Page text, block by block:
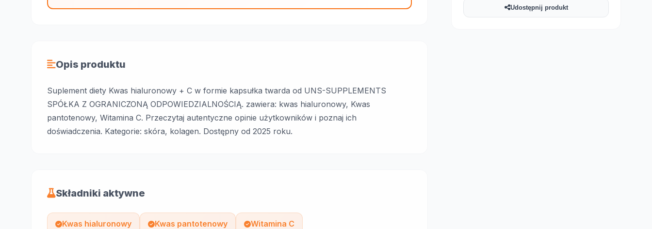
Opis produktu
Suplement diety Kwas hialuronowy + C w formie kapsułka twarda od UNS-SUPPLEMENTS
SPÓŁKA Z OGRANICZONĄ ODPOWIEDZIALNOŚCIĄ. zawiera: kwas hialuronowy, Kwas
pantotenowy, Witamina C. Przeczytaj autentyczne opinie użytkowników i poznaj ich
doświadczenia. Kategorie: skóra, kolagen. Dostępny od 2025 roku.
Składniki aktywne
Kwas hialuronowy Kwas pantotenowy Witamina C
Udostępnij produkt